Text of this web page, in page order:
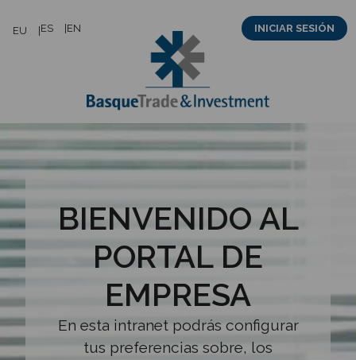
EU ES EN INICIAR SESIÓN
BIENVENIDO AL
PORTAL DE
EMPRESA
En esta intranet podrás configurar
tus preferencias sobre, los